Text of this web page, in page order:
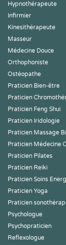
Hypnothérapeute
Infirmier
Kinesithérapeute
Masseur
Médecine Douce
Orthophoniste
Ostéopathe
Praticien Bien-être
Praticien
Praticien Feng Shui
Praticien Iridologie
Praticien Massage
Praticien Médecine
Praticien Pilates
Praticien Reiki
Praticien Soins
Praticien Yoga
Praticien
Psychologue
Psychopraticien
Reflexologue